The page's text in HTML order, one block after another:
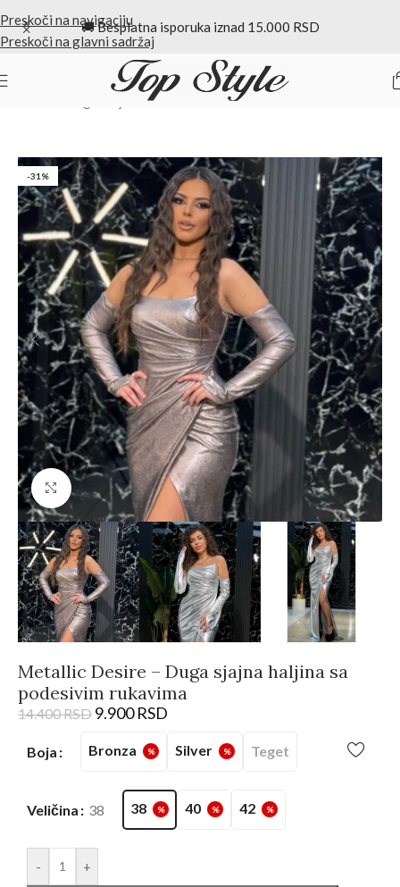
Preskoči na navigaciju
Preskoči na glavni sadržaj
🚚 Besplatna isporuka iznad 15.000 RSD
-31%
Kliknite da biste uvećali
Metallic Desire – Duga sjajna haljina sa
podesivim rukavima
14.400RSD 9.900RSD
Boja Bronza % Silver % Teget
Veličina 38 38 % 40 % 42 %
- +